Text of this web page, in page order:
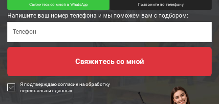
Свяжитесь со мной в WhatsApp Позвоните по телефону
Напишите ваш номер телефона и мы поможем вам с подбором:
Я подтверждаю согласие на обработку
персональных данных